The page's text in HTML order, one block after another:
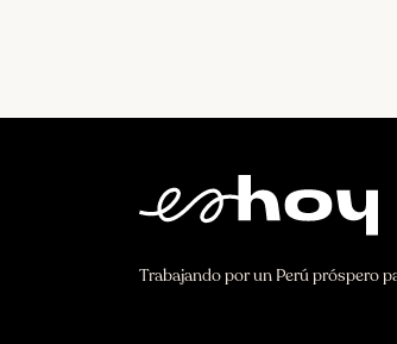
Trabajando por un Perú próspero